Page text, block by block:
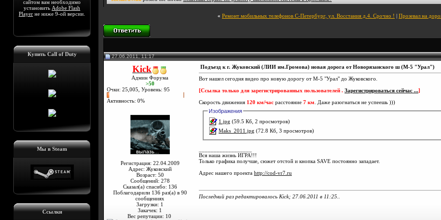
сайтом вам необходимо
установить Adobe Flash
Player не ниже 9-ой версии.
Купить Call of Duty
Мы в Steam
Ссылки
« Ремонт мобильных телефонов С-Петербург, ул. Восстания д.4. Срочно ! | Прозевал на
27.06.2011, 11:17
Kick
Админ Форума
>50
Очки: 25,005, Уровень: 95
Активность: 0%
Регистрация: 22.04.2009
Адрес: Жуковский
Возраст: 50
Сообщений: 278
Сказал(а) спасибо: 136
Поблагодарили 136 раз(а) в 90
сообщениях
Загрузки: 1
Закачек: 1
Вес репутации: 10
Подъезд к г. Жуковский (ЛИИ им.Громова) новая дорога от Новорязанского ш (М-5 "Урал")
Вот нашел сегодня видео про новую дорогу от М-5 "Урал" до Жуковского.
[Ссылка только для зарегистрированных пользователей . Зарегистрироваться сейчас ...]
Скорость движения 120 км/час расстояние 7 км . Даже разогнаться не успеешь )))
Изображения
1.jpg (59.5 Кб, 2 просмотров)
Maks_2011.jpg (72.8 Кб, 3 просмотров)
Вся наша жизнь ИГРА!!!
Только графика получше, сюжет отстой и кнопка SAVE постоянно западает.
Адрес нашего проекта http://cod-vr7.ru
Последний раз редактировалось Kick; 27.06.2011 в 11:25